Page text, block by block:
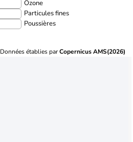
Ozone
Particules fines
Poussières
Données établies parCopernicus AMS(2026)